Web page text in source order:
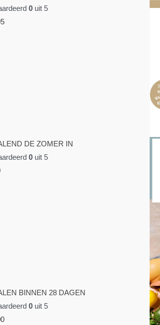
0 uit 5
DE ZOMER IN
0 uit 5
BINNEN 28 DAGEN
0 uit 5